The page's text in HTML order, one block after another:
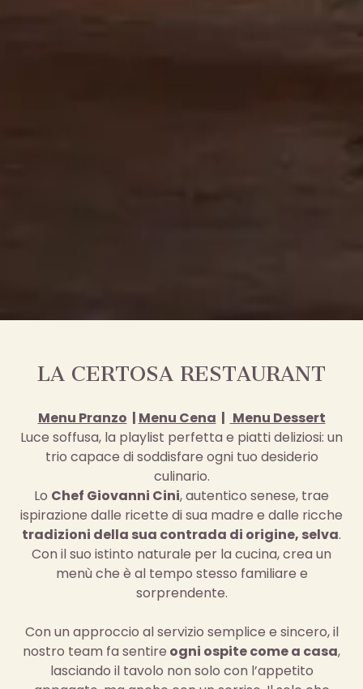
LA CERTOSA RESTAURANT
Menu Pranzo | Menu Cena | Menu Dessert
Luce soffusa, la playlist perfetta e piatti deliziosi: un
trio capace di soddisfare ogni tuo desiderio
culinario.
Lo Chef Giovanni Cini, autentico senese, trae
ispirazione dalle ricette di sua madre e dalle ricche
tradizioni della sua contrada di origine, selva.
Con il suo istinto naturale per la cucina, crea un
menù che è al tempo stesso familiare e
sorprendente.
Con un approccio al servizio semplice e sincero, il
nostro team fa sentire ogni ospite come a casa,
lasciando il tavolo non solo con l’appetito